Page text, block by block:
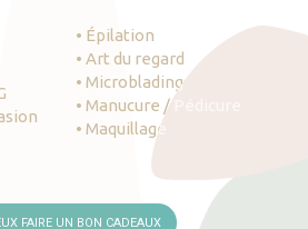
• Épilation
• Art du regard
• Microblading
• Manucure / Pédicure
• Maquillage
FAIRE UN BON CADEAUX